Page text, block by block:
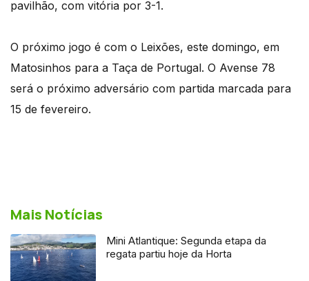
pavilhão, com vitória por 3-1.
O próximo jogo é com o Leixões, este domingo, em
Matosinhos para a Taça de Portugal. O Avense 78
será o próximo adversário com partida marcada para
15 de fevereiro.
Mais Notícias
Mini Atlantique: Segunda etapa da
regata partiu hoje da Horta